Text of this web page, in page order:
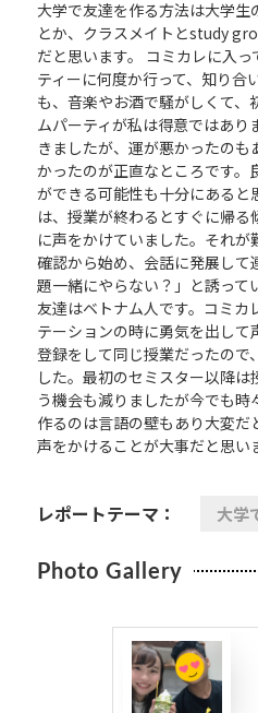
大学で友達を作る方法は大学生
とか、クラスメイトとstudy
だと思います。 コミカレに入
ティーに何度か行って、知り合
も、音楽やお酒で騒がしくて、
ムパーティが私は得意ではあり
きましたが、運が悪かったの
かったのが正直なところです
ができる可能性も十分にあると
は、授業が終わるとすぐに帰る
に声をかけていました。それ
確認から始め、会話に発展し
題一緒にやらない？」と誘って
友達はベトナム人です。コミカ
テーションの時に勇気を出し
登録をして同じ授業だったので
した。最初のセミスター以降
う機会も減りましたが今でも
作るのは言語の壁もあり大変だ
声をかけることが大事だと思い
レポートテーマ： 大学
Photo Gallery